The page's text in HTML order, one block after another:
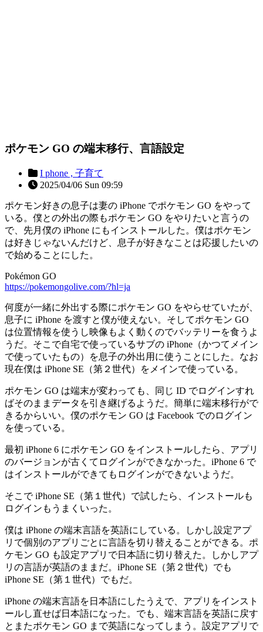
ポケモン GO の端末移行、言語設定
I phone , 子育て
2025/04/06 Sun 09:59
ポケモン好きの息子は妻の iPhone でポケモン GO をやって
いる。僕との外出の際もポケモン GO をやりたいと言うの
で、先月僕の iPhone にもインストールした。僕はポケモン
は好きじゃないんだけど、息子が好きなことは応援したいの
で始めることにした。
Pokémon GO
https://pokemongolive.com/?hl=ja
何度が一緒に外出する際にポケモン GO をやらせていたが、
息子に iPhone を渡すと僕が使えない。そしてポケモン GO
は位置情報を使うし映像もよく動くのでバッテリーを食うよ
うだ。そこで自宅で使っているサブの iPhone（かつてメイン
で使っていたもの）を息子の外出用に使うことにした。なお
現在僕は iPhone SE（第２世代）をメインで使っている。
ポケモン GO は端末が変わっても、同じ ID でログインすれ
ばそのままデータを引き継げるようだ。簡単に端末移行がで
きるからいい。僕のポケモン GO は Facebook でのログイン
を使っている。
最初 iPhone 6 にポケモン GO をインストールしたら、アプリ
のバージョンが古くてログインができなかった。iPhone 6 で
はインストールができてもログインができないようだ。
そこで iPhone SE（第１世代）で試したら、インストールも
ログインもうまくいった。
僕は iPhone の端末言語を英語にしている。しかし設定アプ
リで個別のアプリごとに言語を切り替えることができる。ポ
ケモン GO も設定アプリで日本語に切り替えた。しかしアプ
リの言語が英語のままだ。iPhone SE（第２世代）でも
iPhone SE（第１世代）でもだ。
iPhone の端末言語を日本語にしたうえで、アプリをインスト
ールし直せば日本語になった。でも、端末言語を英語に戻す
とまたポケモン GO まで英語になってしまう。設定アプリで